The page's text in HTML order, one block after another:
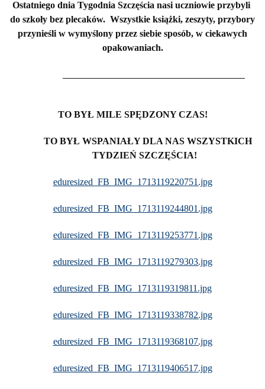
Ostatniego dnia Tygodnia Szczęścia nasi uczniowie przybyli
do szkoły bez plecaków. Wszystkie książki, zeszyty, przybory
przynieśli w wymyślony przez siebie sposób, w ciekawych
opakowaniach.
TO BYŁ MILE SPĘDZONY CZAS!
TO BYŁ WSPANIAŁY DLA NAS WSZYSTKICH
TYDZIEŃ SZCZĘŚCIA!
eduresized_FB_IMG_1713119220751.jpg
eduresized_FB_IMG_1713119244801.jpg
eduresized_FB_IMG_1713119253771.jpg
eduresized_FB_IMG_1713119279303.jpg
eduresized_FB_IMG_1713119319811.jpg
eduresized_FB_IMG_1713119338782.jpg
eduresized_FB_IMG_1713119368107.jpg
eduresized_FB_IMG_1713119406517.jpg